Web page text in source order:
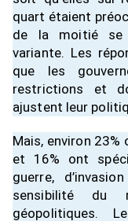
quart étaient
de la moitié se
variante. Les
que les
restrictions et
ajustent leur
Mais, environ
et 16% ont
guerre,
sensibilité du
géopolitiques.